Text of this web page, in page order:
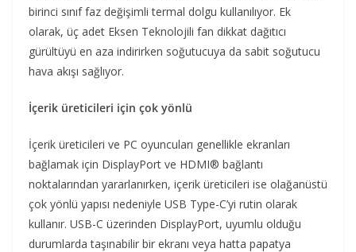
birinci sınıf faz değişimli termal dolgu kullanılıyor. Ek
olarak, üç adet Eksen Teknolojili fan dikkat dağıtıcı
gürültüyü en aza indirirken soğutucuya da sabit soğutucu
hava akışı sağlıyor.
İçerik üreticileri için çok yönlü
İçerik üreticileri ve PC oyuncuları genellikle ekranları
bağlamak için DisplayPort ve HDMI® bağlantı
noktalarından yararlanırken, içerik üreticileri ise olağanüstü
çok yönlü yapısı nedeniyle USB Type-C’yi rutin olarak
kullanır. USB-C üzerinden DisplayPort, uyumlu olduğu
durumlarda taşınabilir bir ekranı veya hatta papatya